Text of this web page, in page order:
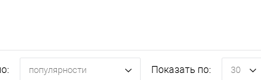
популярности Показать по: 30